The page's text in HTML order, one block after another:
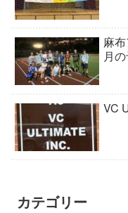
麻
月の
VC
カテゴリー